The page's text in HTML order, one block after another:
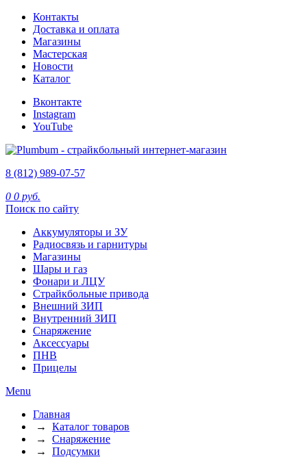
Контакты
Доставка и оплата
Магазины
Мастерская
Новости
Каталог
Вконтакте
Instagram
YouTube
8 (812) 989-07-57
0 0 руб.
Поиск по сайту
Аккумуляторы и ЗУ
Радиосвязь и гарнитуры
Магазины
Шары и газ
Фонари и ЛЦУ
Страйкбольные привода
Внешний ЗИП
Внутренний ЗИП
Снаряжение
Аксессуары
ПНВ
Прицелы
Menu
Главная
→ Каталог товаров
→ Снаряжение
→ Подсумки